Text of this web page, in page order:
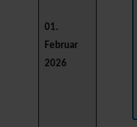
01.
Februar
2026